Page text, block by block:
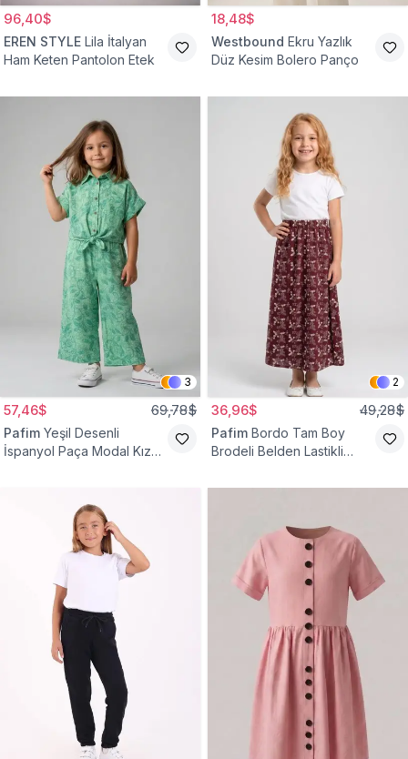
96,40$
EREN STYLE Lila İtalyan
Ham Keten Pantolon Etek
18,48$
Westbound Ekru Yazlık
Düz Kesim Bolero Panço
3
57,46$ 69,78$
Pafim Yeşil Desenli
İspanyol Paça Modal Kız
2
36,96$ 49,28$
Pafim Bordo Tam Boy
Brodeli Belden Lastikli